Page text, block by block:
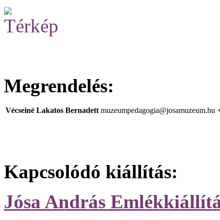
Megrendelés:
Vécseiné Lakatos Bernadett muzeumpedagogia@josamuzeum.hu
Kapcsolódó kiállítás:
Jósa András